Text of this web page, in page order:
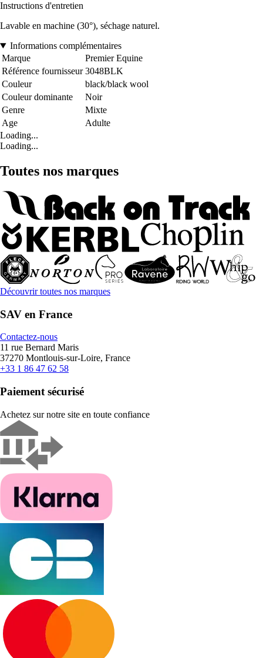
Instructions d'entretien
Lavable en machine (30°), séchage naturel.
Informations complémentaires
Marque
Premier Equine
Référence fournisseur 3048BLK
Couleur
black/black wool
Couleur dominante
Noir
Genre
Mixte
Age
Adulte
Loading...
Loading...
Toutes nos marques
Découvrir toutes nos marques
SAV en France
Contactez-nous
11 rue Bernard Maris
37270 Montlouis-sur-Loire, France
+33 1 86 47 62 58
Paiement sécurisé
Achetez sur notre site en toute confiance